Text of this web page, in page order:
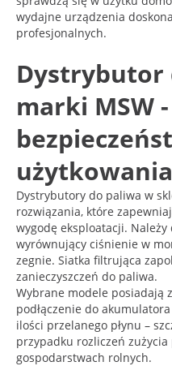
wydajne urządzenia
profesjonalnych.
Dystrybutor
marki MSW -
użytkowania
Dystrybutory do paliwa w
rozwiązania, które
wygodę eksploatacji.
wyrównujący ciśnienie w
zegnie. Siatka filtrująca
zanieczyszczeń do paliwa.
Wybrane modele posiadają
podłączenie do
ilości przelanego płynu –
przypadku rozliczeń
gospodarstwach rolnych.